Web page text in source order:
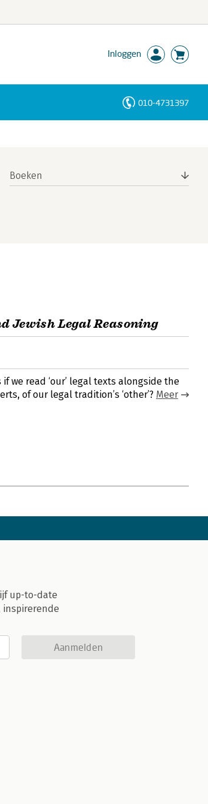
Inloggen
010-4731397
Boeken
Jewish Legal Reasoning
we read ‘our’ legal texts alongside the
of our legal tradition’s ‘other’? Meer
up-to-date
inspirerende
Aanmelden